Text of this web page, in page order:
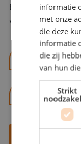
Bel of mail Benno
voor je klaar en
06 13
informatie
met onze
die deze
informatie
die zij
van hun
Strikt